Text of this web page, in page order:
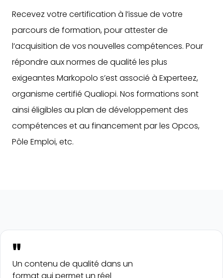
Recevez votre certification à l’issue de votre
parcours de formation, pour attester de
l’acquisition de vos nouvelles compétences. Pour
répondre aux normes de qualité les plus
exigeantes Markopolo s’est associé à Experteez,
organisme certifié Qualiopi. Nos formations sont
ainsi éligibles au plan de développement des
compétences et au financement par les Opcos,
Pôle Emploi, etc.
"
Un contenu de qualité dans un